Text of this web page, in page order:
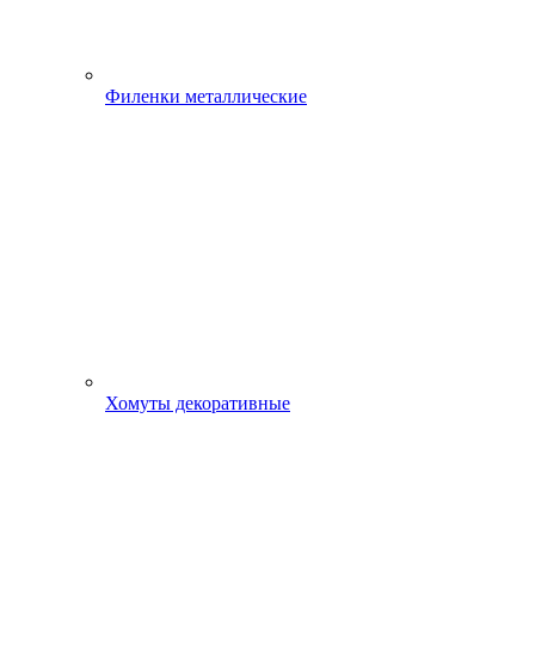
Филенки металлические
Хомуты декоративные